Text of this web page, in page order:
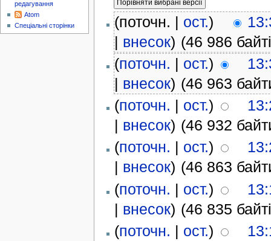
(поточн. | ост.)
| внесок) (46 986
(поточн. | ост.)
| внесок) (46 963
(поточн. | ост.)
| внесок) (46 932
(поточн. | ост.)
| внесок) (46 863
(поточн. | ост.)
| внесок) (46 835
(поточн. | ост.)
редагування
Atom
Спеціальні сторінки